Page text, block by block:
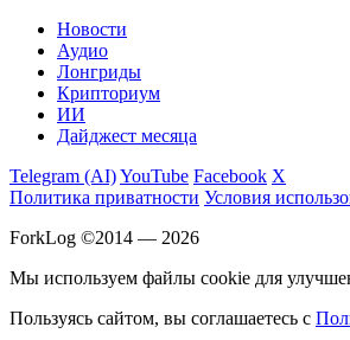
Новости
Аудио
Лонгриды
Крипториум
ИИ
Дайджест месяца
Telegram (AI)YouTube Facebook X
Политика приватности Условия
ForkLog ©2014 — 2026
Мы используем файлы cookie для
Пользуясь сайтом, вы соглашаетесь с